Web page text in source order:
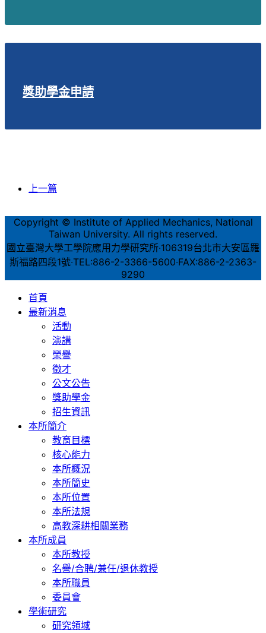
獎助學金申請
上一篇
Copyright © Institute of Applied Mechanics, National
Taiwan University. All rights reserved.
國立臺灣大學工學院應用力學研究所‧106319台北市大安區羅
斯福路四段1號‧TEL:886-2-3366-5600‧FAX:886-2-2363-
9290
首頁
最新消息
活動
演講
榮譽
徵才
公文公告
獎助學金
招生資訊
本所簡介
教育目標
核心能力
本所概況
本所簡史
本所位置
本所法規
高教深耕相關業務
本所成員
本所教授
名譽/合聘/兼任/退休教授
本所職員
委員會
學術研究
研究領域